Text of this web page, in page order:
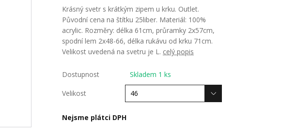
Krásný svetr s krátkým zipem u krku. Outlet.
Původní cena na štítku 25liber. Materiál: 100%
acrylic. Rozměry: délka 61cm, průramky 2x57cm,
spodní lem 2x48-66, délka rukávu od krku 71cm.
Velikost uvedená na svetru je L. celý popis
Dostupnost Skladem 1 ks
Velikost
Nejsme plátci DPH